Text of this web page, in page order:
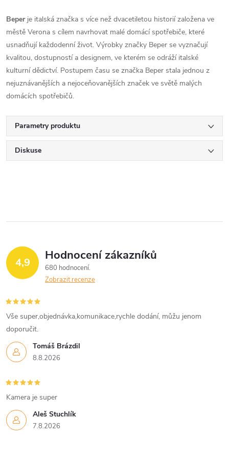
Beperje italská značka s více než dvacetiletou historií založena ve
městě Verona s cílem navrhovat malé domácí spotřebiče, které
usnadňují každodenní život. Výrobky značky Beper se vyznačují
kvalitou, dostupností a designem, ve kterém se odráží italské
kulturní dědictví. Postupem času se značka Beper stala jednou z
nejuznávanějších a nejoceňovanějších značek ve světě malých
domácích spotřebičů.
Parametry produktu
Diskuse
4,9 Hodnocení zákazníků
680 hodnocení
Zobrazit recenze
Tomáš Brázdil
8.8.2026
Vše super,objednávka,komunikace,rychle dodání, můžu jenom
doporučit.
Aleš Stuchlík
7.8.2026
Kamera je super